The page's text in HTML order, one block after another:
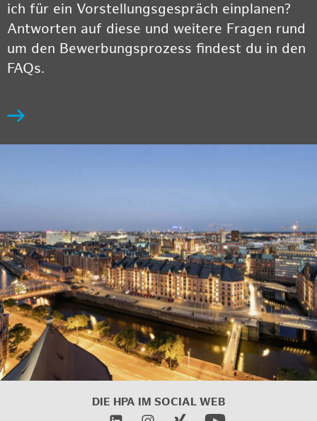
ich für ein Vorstellungsgespräch einplanen?
Antworten auf diese und weitere Fragen rund
um den Bewerbungsprozess findest du in den
FAQs.
DIE HPA IM SOCIAL WEB